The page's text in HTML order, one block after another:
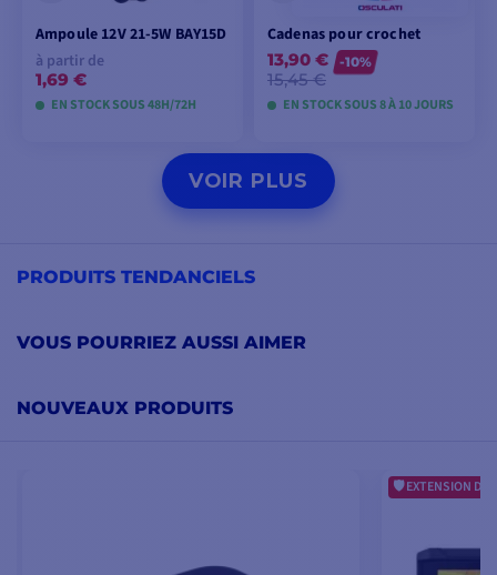
Ampoule 12V 21-5W BAY15D
à partir de
1,69 €
EN STOCK SOUS 48H/72H
VOIR LES MODÈLES
Cadenas pour crochet
13,90 €
15,45 €
-10%
EN STOCK SOUS 8 À 10 JOURS
VOIR LES MODÈLES
VOIR PLUS
PRODUITS TENDANCIELS
VOUS POURRIEZ AUSSI AIMER
NOUVEAUX PRODUITS
EXTENSION DE